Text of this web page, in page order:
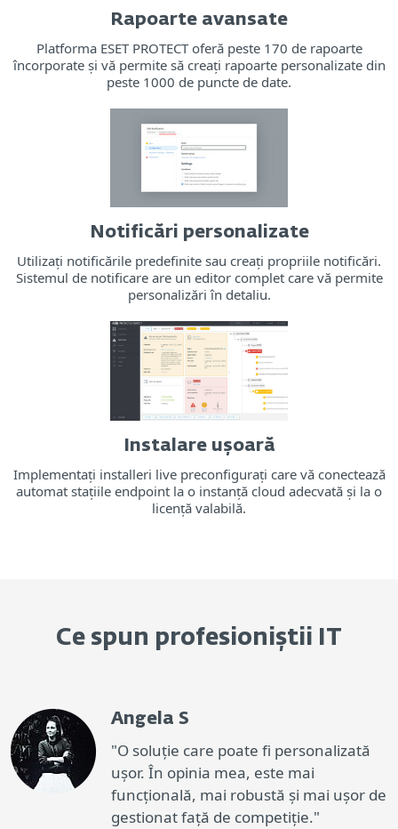
Rapoarte avansate
Platforma ESET PROTECT oferă peste 170 de rapoarte
încorporate și vă permite să creați rapoarte personalizate din
peste 1000 de puncte de date.
Notificări personalizate
Utilizați notificările predefinite sau creați propriile notificări.
Sistemul de notificare are un editor complet care vă permite
personalizări în detaliu.
Instalare ușoară
Implementați installeri live preconfigurați care vă conectează
automat stațiile endpoint la o instanță cloud adecvată și la o
licență valabilă.
Ce spun profesioniștii IT
Angela S
"O soluție care poate fi personalizată
ușor. În opinia mea, este mai
funcțională, mai robustă și mai ușor de
gestionat față de competiție."